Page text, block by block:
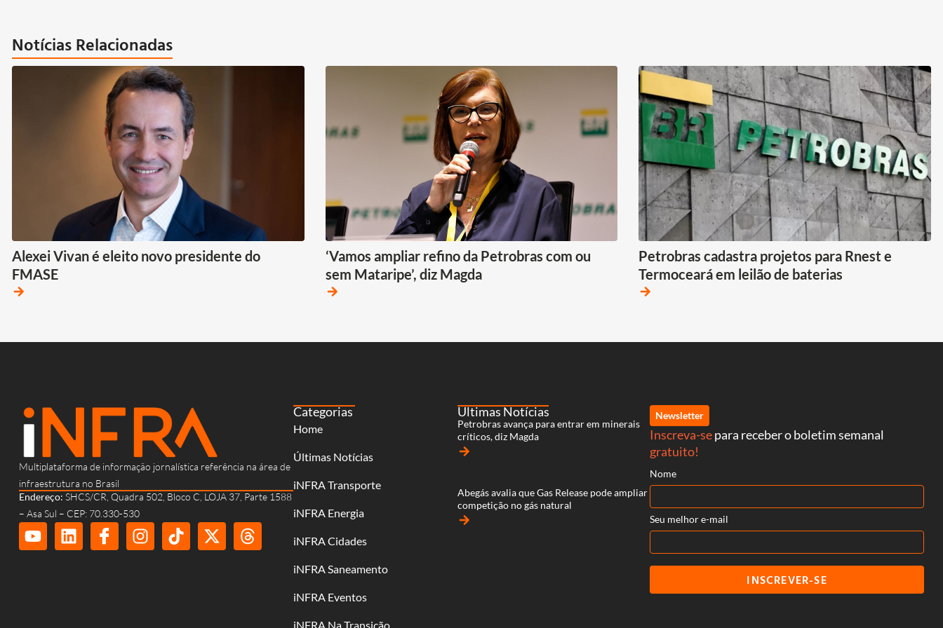
Notícias Relacionadas
Alexei Vivan é eleito novo presidente do
FMASE
arrow_forward
‘Vamos ampliar refino da Petrobras com ou
sem Mataripe’, diz Magda
arrow_forward
Petrobras cadastra projetos para Rnest e
Termoceará em leilão de baterias
arrow_forward
Multiplataforma de informação jornalística referência na área de
infraestrutura no Brasil
Endereço: SHCS/CR, Quadra 502, Bloco C, LOJA 37, Parte 1588
– Asa Sul – CEP: 70.330-530
Categorias
Home
Últimas Notícias
iNFRA Transporte
iNFRA Energia
iNFRA Cidades
iNFRA Saneamento
iNFRA Eventos
iNFRA Na Transição
Últimas Notícias
Petrobras avança para entrar em minerais
críticos, diz Magda
arrow_forward
Abegás avalia que Gas Release pode ampliar
competição no gás natural
arrow_forward
Newsletter
Inscreva-separa receber o boletim semanal
gratuito!
Nome
Seu melhor e-mail
INSCREVER-SE